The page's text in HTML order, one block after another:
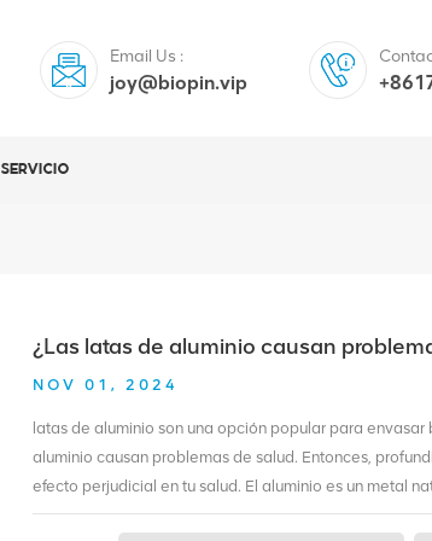
Email Us :
joy@biopin.vip
SERVICIO
¿Las latas de aluminio causan
NOV 01, 2024
latas de aluminio son una opción popular para
aluminio causan problemas de salud. Entonces,
efecto perjudicial en tu salud. El aluminio es un metal
Cuando se ingiere en pequeñas cantidades, el